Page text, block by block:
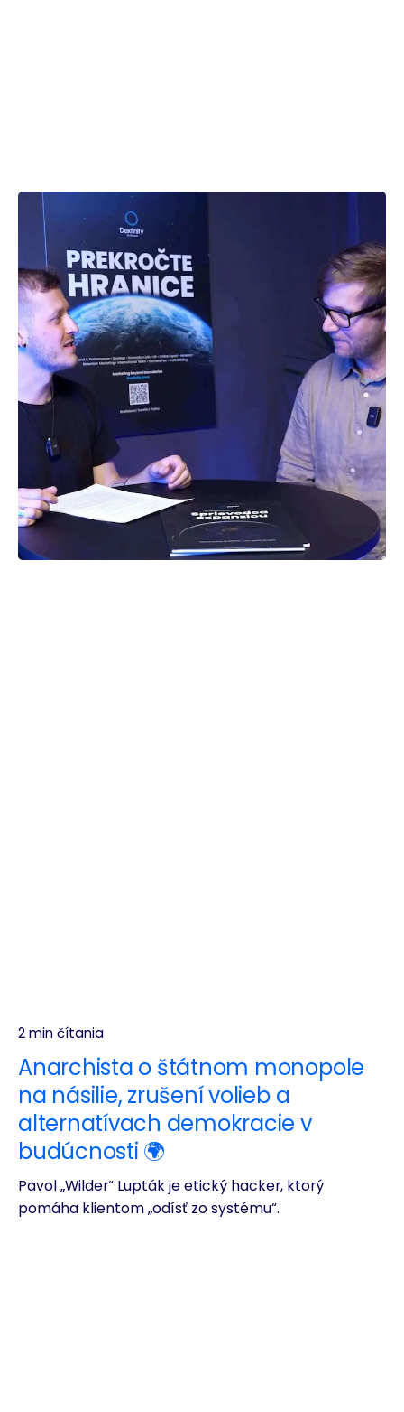
2 min čítania
Anarchista o štátnom monopole
na násilie, zrušení volieb a
alternatívach demokracie v
budúcnosti 🌍
Pavol „Wilder“ Lupták je etický hacker, ktorý
pomáha klientom „odísť zo systému“.